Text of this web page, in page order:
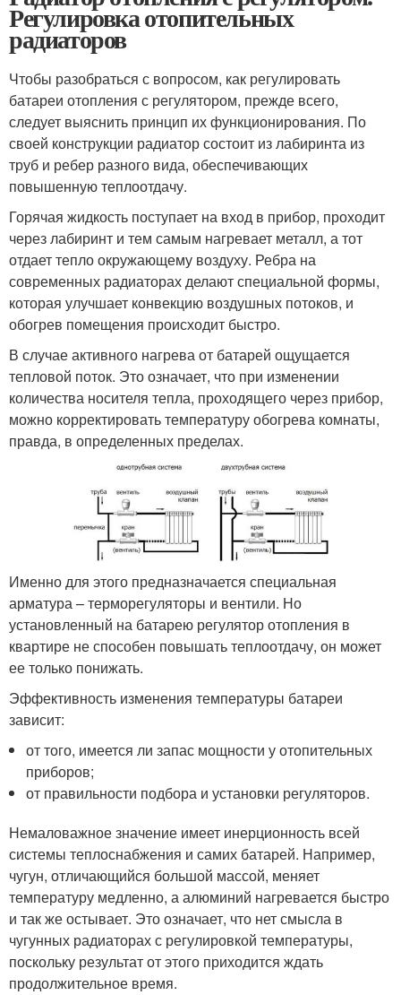
Регулировка отопительных
радиаторов
Чтобы разобраться с вопросом, как регулировать
батареи отопления с регулятором, прежде всего,
следует выяснить принцип их функционирования. По
своей конструкции радиатор состоит из лабиринта из
труб и ребер разного вида, обеспечивающих
повышенную теплоотдачу.
Горячая жидкость поступает на вход в прибор, проходит
через лабиринт и тем самым нагревает металл, а тот
отдает тепло окружающему воздуху. Ребра на
современных радиаторах делают специальной формы,
которая улучшает конвекцию воздушных потоков, и
обогрев помещения происходит быстро.
В случае активного нагрева от батарей ощущается
тепловой поток. Это означает, что при изменении
количества носителя тепла, проходящего через прибор,
можно корректировать температуру обогрева комнаты,
правда, в определенных пределах.
Именно для этого предназначается специальная
арматура – терморегуляторы и вентили. Но
установленный на батарею регулятор отопления в
квартире не способен повышать теплоотдачу, он может
ее только понижать.
Эффективность изменения температуры батареи
зависит:
от того, имеется ли запас мощности у отопительных
приборов;
от правильности подбора и установки регуляторов.
Немаловажное значение имеет инерционность всей
системы теплоснабжения и самих батарей. Например,
чугун, отличающийся большой массой, меняет
температуру медленно, а алюминий нагревается быстро
и так же остывает. Это означает, что нет смысла в
чугунных радиаторах с регулировкой температуры,
поскольку результат от этого приходится ждать
продолжительное время.